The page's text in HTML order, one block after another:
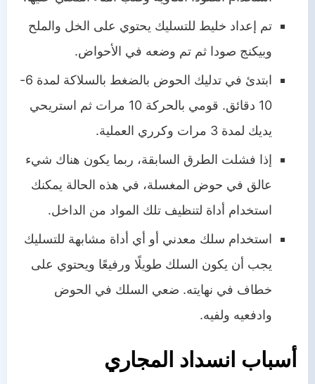
تم إعداد خليط للتسليك يحتوي على الخل والملح
وبيكنج صودا ثم تم وضعه في الأحواض.
ابتدئ في تدليك الحوض بالضغط بالسلاكة لمدة 6-
10 دقائق. قومي بالحركة 10 مرات ثم استريحي
يديك لمدة 3 مرات وكرري العملية.
إذا فشلت الطرق السابقة، ربما يكون هناك شيء
عالق في حوض المغسلة، في هذه الحالة يمكنك
استخدام أداة لتنظيف تلك المواد من الداخل.
استخدام سلك معدني أو أي أداة مشابهة للتسليك
يجب أن يكون السلك طويلًا ورفيعًا ويحتوي على
خطاف في نهايته. ضعي السلك في الحوض
وادفعيه ولفيه.
أسباب انسداد المجاري